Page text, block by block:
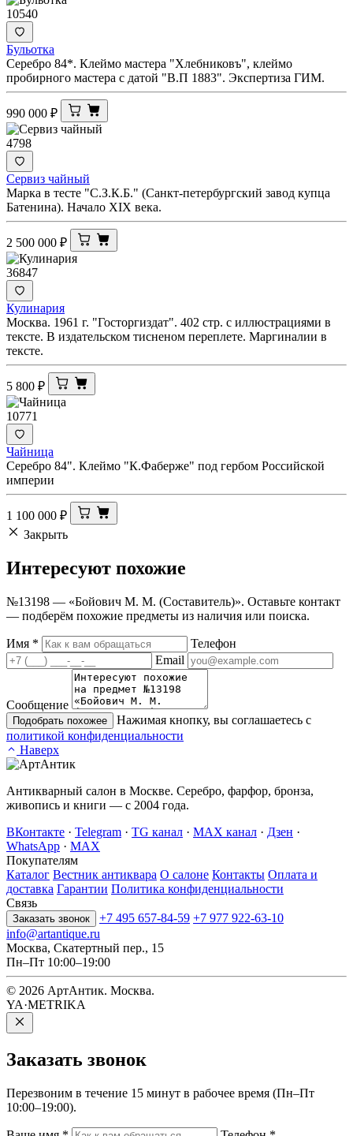
10540
Бульотка
Серебро 84*. Клеймо мастера "Хлебниковъ", клеймо
пробирного мастера с датой "В.П 1883". Экспертиза ГИМ.
990 000 ₽
4798
Сервиз чайный
Марка в тесте "С.З.К.Б." (Санкт-петербургский завод купца
Батенина). Начало XIX века.
2 500 000 ₽
36847
Кулинария
Москва. 1961 г. "Госторгиздат". 402 стр. с иллюстрациями в
тексте. В издательском тисненом переплете. Маргиналии в
тексте.
5 800 ₽
10771
Чайница
Серебро 84". Клеймо "К.Фаберже" под гербом Российской
империи
1 100 000 ₽
Закрыть
Интересуют похожие
№13198 — «Бойович М. М. (Составитель)». Оставьте контакт
— подберём похожие предметы из наличия или поиска.
Имя *
Телефон
Email
Сообщение
Подобрать похожее
Нажимая кнопку, вы соглашаетесь с
политикой конфиденциальности
Наверх
Антикварный салон в Москве. Серебро, фарфор, бронза,
живопись и книги — с 2004 года.
ВКонтакте · Telegram · TG канал · MAX канал · Дзен ·
WhatsApp · MAX
Покупателям
Каталог Вестник антиквара О салоне Контакты Оплата и
доставка Гарантии Политика конфиденциальности
Связь
Заказать звонок +7 495 657-84-59 +7 977 922-63-10
info@artantique.ru
Москва, Скатертный пер., 15
Пн–Пт 10:00–19:00
© 2026 АртАнтик. Москва.
YA·METRIKA
Заказать звонок
Перезвоним в течение 15 минут в рабочее время (Пн–Пт
10:00–19:00).